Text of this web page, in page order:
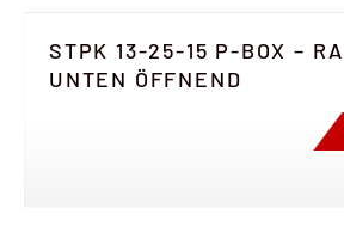
STPK 13-25-15 P-BOX –
UNTEN ÖFFNEND